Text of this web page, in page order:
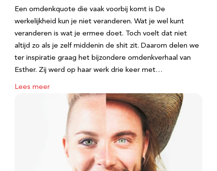
Een omdenkquote die vaak voorbij komt is De
werkelijkheid kun je niet veranderen. Wat je wel kunt
veranderen is wat je ermee doet. Toch voelt dat niet
altijd zo als je zelf middenin de shit zit. Daarom delen we
ter inspiratie graag het bijzondere omdenkverhaal van
Esther. Zij werd op haar werk drie keer met…
Lees meer